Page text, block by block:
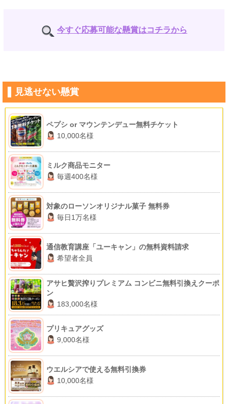
今すぐ応募可能な懸賞はコチラから
見逃せない懸賞
ペプシ or マウンテンデュー無料チケット
10,000名様
ミルク商品モニター
毎週400名様
対象のローソンオリジナル菓子 無料券
毎日1万名様
通信教育講座「ユーキャン」の無料資料請求
希望者全員
アサヒ贅沢搾りプレミアム コンビニ無料引換えクーポ
ン
183,000名様
プリキュアグッズ
9,000名様
ウエルシアで使える無料引換券
10,000名様